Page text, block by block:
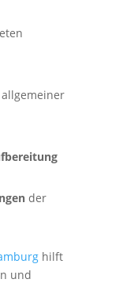
der
hilft
und